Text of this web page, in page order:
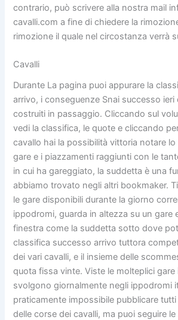
contrario, può scrivere alla nostra mail
cavalli.com a fine di chiedere la
rimozione il quale nel circostanza verrà
Cavalli
Durante La pagina puoi appurare la
arrivo, i conseguenze Snai successo ieri
costruiti in passaggio. Cliccando sul
vedi la classifica, le quote e cliccando
cavallo hai la possibilità vittoria notare
gare e i piazzamenti raggiunti con le
in cui ha gareggiato, la suddetta è una
abbiamo trovato negli altri bookmaker.
le gare disponibili durante la giorno
ippodromi, guarda in altezza su un gare
finestra come la suddetta sotto dove
classifica successo arrivo tuttora
dei vari cavalli, e il insieme delle
quota fissa vinte. Viste le molteplici gare
svolgono giornalmente negli ippodromi
praticamente impossibile pubblicare
delle corse dei cavalli, ma puoi seguire